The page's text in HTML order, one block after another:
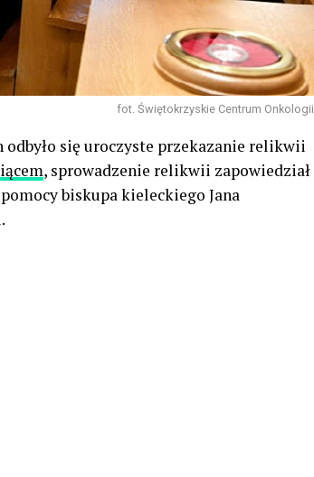
fot. Świętokrzyskie Centrum Onkologii
się uroczyste przekazanie relikwii
, sprowadzenie relikwii zapowiedział
biskupa kieleckiego Jana